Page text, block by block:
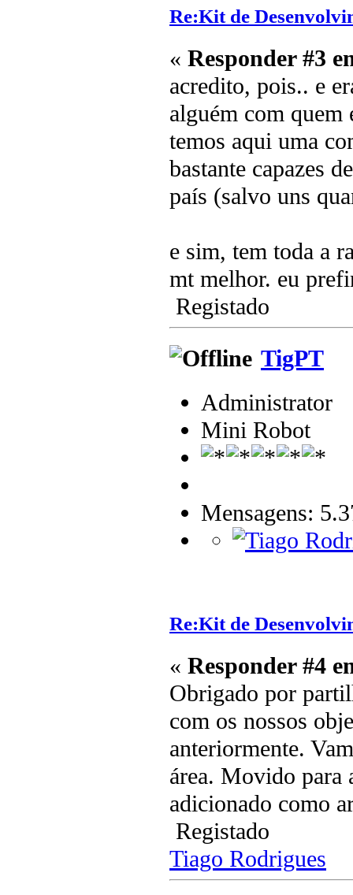
Re:Kit de
« Responder #3
acredito, pois.. e
alguém com quem
temos aqui uma
bastante capazes
país (salvo uns
e sim, tem toda a
mt melhor. eu
Registado
TigPT
Administrator
Mini Robot
Mensagens:
Re:Kit de
« Responder #4
Obrigado por
com os nossos
anteriormente.
área. Movido para
adicionado como
Registado
Tiago Rodrigues